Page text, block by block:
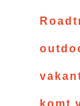
komt